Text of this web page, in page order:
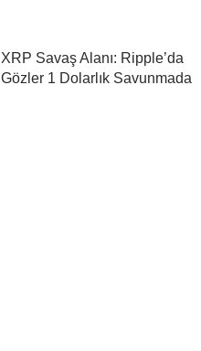
XRP Savaş Alanı: Ripple’da
Gözler 1 Dolarlık Savunmada